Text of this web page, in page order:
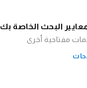
البحث الخاصة بك
مفتاحية أخرى